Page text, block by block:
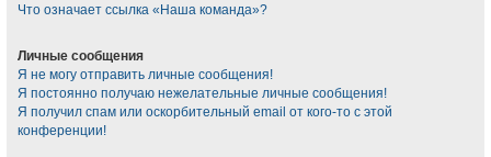
Что означает ссылка «Наша команда»?
Личные сообщения
Я не могу отправить личные сообщения!
Я постоянно получаю нежелательные личные сообщения!
Я получил спам или оскорбительный email от кого-то с этой
конференции!